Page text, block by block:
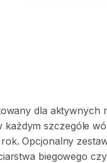
dla aktywnych
każdym szczególe
rok. Opcjonalny
biegowego czy